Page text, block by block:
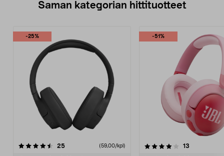
Saman kategorian hittituotteet
-25%
25arvostelut (59,00/kpl)
-51%
4.0 viidestä
13
4.5 viidestä